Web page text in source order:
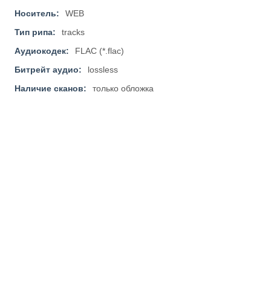
Носитель:
WEB
Тип рипа:
tracks
Аудиокодек:
FLAC (*.flac)
Битрейт аудио:
lossless
Наличие сканов:
только обложка